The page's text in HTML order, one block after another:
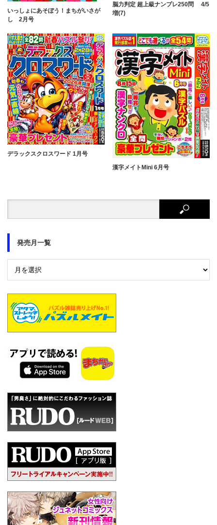
いっしょにあそぼう！まちがいさが
し 2月号
脳力判定 超上級ナンプレ250問 4/5
増(7)
デラックスクロスワード 1月号
漢字メイトMini 6月号
発売月一覧